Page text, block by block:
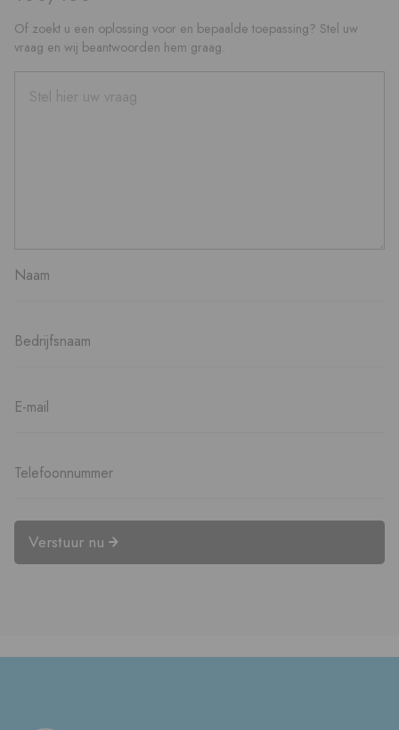
Of zoekt u een oplossing voor en bepaalde toepassing? Stel uw
vraag en wij beantwoorden hem graag.
Verstuur nu